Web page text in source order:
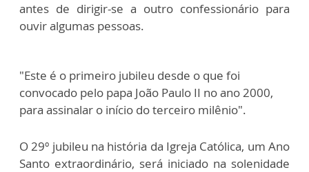
antes de dirigir-se a outro confessionário para
ouvir algumas pessoas.
"Este é o primeiro jubileu desde o que foi
convocado pelo papa João Paulo II no ano 2000,
para assinalar o início do terceiro milênio".
O 29º jubileu na história da Igreja Católica, um Ano
Santo extraordinário, será iniciado na solenidade